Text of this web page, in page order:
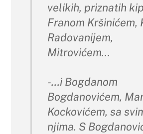
velikih, priznatih
Franom Kršinićem,
Radovanijem,
Mitrovićem…
-…i Bogdanom
Bogdanovićem,
Kockovićem, sa
njima. S